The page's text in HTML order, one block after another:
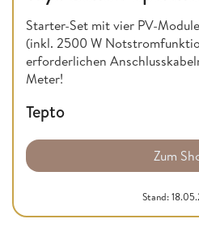
Starter-Set mit vier PV-
(inkl. 2500 W
erforderlichen
Meter!
Tepto
Zum
Stand: